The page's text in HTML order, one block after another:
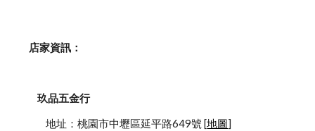
    店家資訊：
玖品五金行
            地址：桃園市中壢區延平路649號 [
地圖]